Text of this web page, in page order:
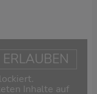
Inhalte auf